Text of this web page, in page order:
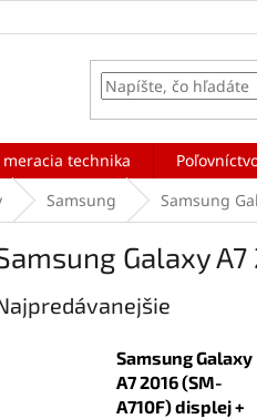
technika
Samsung Samsung
Galaxy A7
Samsung Galaxy
A7 2016 (SM-
A710F) displej +